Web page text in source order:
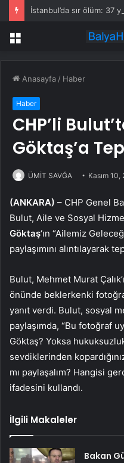
Menü
Anasayfa / Haber
Haber
CHP’li
Göktaş’a
ÜMİT SAVĞA Kasım 10,
(ANKARA) – CHP Genel
Bulut, Aile ve Sosyal
Göktaş‘ın “Ailemiz
paylaşımını alıntılayarak
Bulut, Mehmet Murat
önünde beklerkenki
yanıt verdi. Bulut, sosyal
paylaşımda, “Bu fotoğraf
Göktaş? Yoksa
sevdiklerinden
mı paylaşalım? Hangisi
ifadesini kullandı.
İlgili Makaleler
Bakan